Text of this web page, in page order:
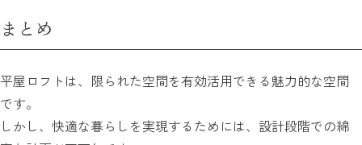
まとめ
平屋ロフトは、限られた空間を有効活用できる魅力的な空間
です。
しかし、快適な暮らしを実現するためには、設計段階での綿